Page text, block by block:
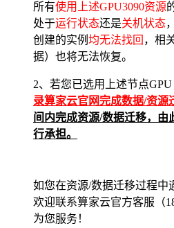
所有使用上述GPU3090资源
处于运行状态还是关机状态
创建的实例 均无法找回 ，相
据）也将无法恢复。
2、若您已选用上述节点GPU
录算家云官网完成数据/资源
间内完成资源/数据迁移，由
行承担。
如您在资源/数据迁移过程中
欢迎联系算家云官方客服（
为您服务！